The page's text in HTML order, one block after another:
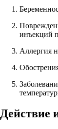
инъекций
Аллергия
Действие